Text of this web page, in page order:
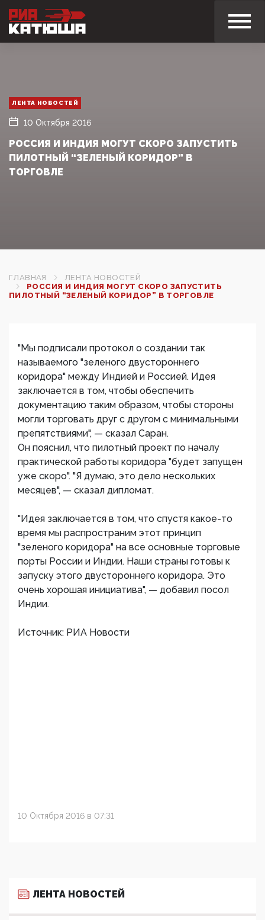
ЛЕНТА НОВОСТЕЙ
10 Октября 2016
РОССИЯ И ИНДИЯ МОГУТ СКОРО ЗАПУСТИТЬ
ПИЛОТНЫЙ “ЗЕЛЕНЫЙ КОРИДОР” В
ТОРГОВЛЕ
ГЛАВНАЯ
ЛЕНТА НОВОСТЕЙ
РОССИЯ И ИНДИЯ МОГУТ СКОРО ЗАПУСТИТЬ
ПИЛОТНЫЙ “ЗЕЛЕНЫЙ КОРИДОР” В ТОРГОВЛЕ
"Мы подписали протокол о создании так
называемого "зеленого двустороннего
коридора" между Индией и Россией. Идея
заключается в том, чтобы обеспечить
документацию таким образом, чтобы стороны
могли торговать друг с другом с минимальными
препятствиями", — сказал Саран.
Он пояснил, что пилотный проект по началу
практической работы коридора "будет запущен
уже скоро". "Я думаю, это дело нескольких
месяцев", — сказал дипломат.
"Идея заключается в том, что спустя какое-то
время мы распространим этот принцип
"зеленого коридора" на все основные торговые
порты России и Индии. Наши страны готовы к
запуску этого двустороннего коридора. Это
очень хорошая инициатива", — добавил посол
Индии.
Источник: РИА Новости
10 Октября 2016 в 07:31
ЛЕНТА НОВОСТЕЙ